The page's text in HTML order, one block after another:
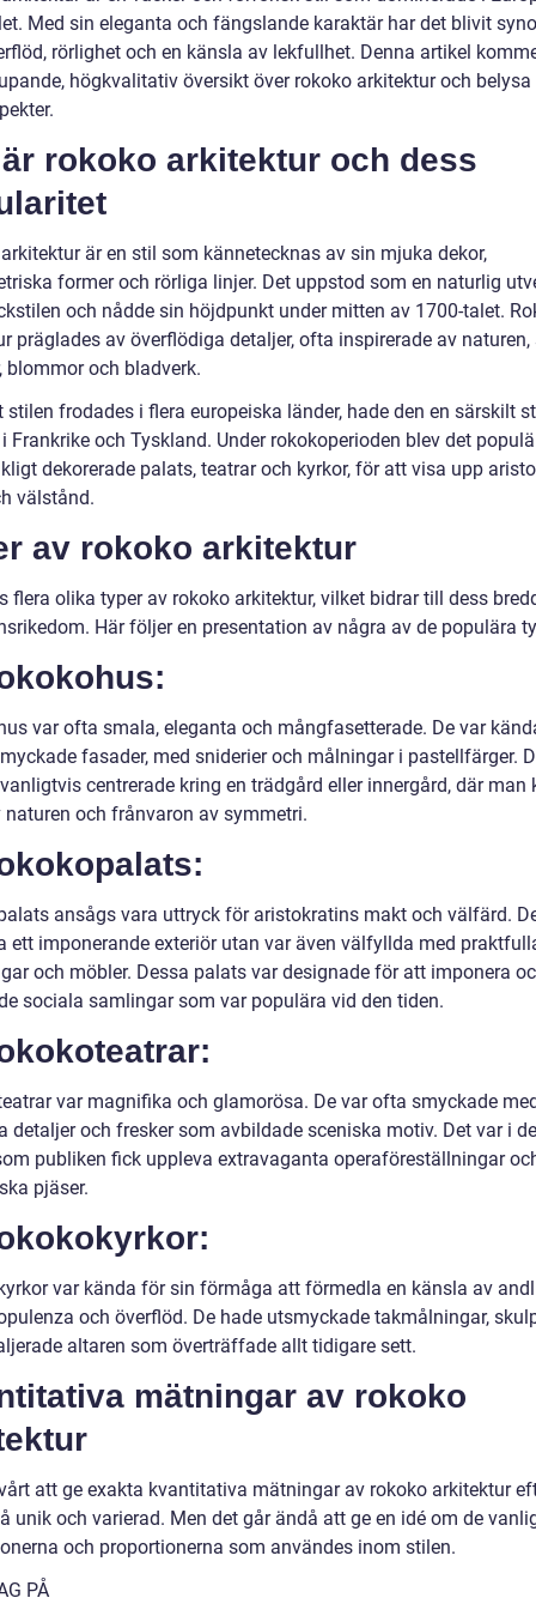
Med sin eleganta och fängslande karaktär har det blivit
rörlighet och en känsla av lekfullhet. Denna artikel
högkvalitativ översikt över rokoko arkitektur och belysa
rokoko arkitektur och dess
är en stil som kännetecknas av sin mjuka dekor,
former och rörliga linjer. Det uppstod som en naturlig
och nådde sin höjdpunkt under mitten av 1700-talet.
präglades av överflödiga detaljer, ofta inspirerade av
blommor och bladverk.
stilen frodades i flera europeiska länder, hade den en särskilt
Frankrike och Tyskland. Under rokokoperioden blev det
dekorerade palats, teatrar och kyrkor, för att visa upp
välstånd.
av rokoko arkitektur
flera olika typer av rokoko arkitektur, vilket bidrar till dess
Här följer en presentation av några av de populära
var ofta smala, eleganta och mångfasetterade. De var
fasader, med sniderier och målningar i pastellfärger.
centrerade kring en trädgård eller innergård, där man
naturen och frånvaron av symmetri.
ansågs vara uttryck för aristokratins makt och välfärd.
ett imponerande exteriör utan var även välfyllda med
och möbler. Dessa palats var designade för att imponera
sociala samlingar som var populära vid den tiden.
var magnifika och glamorösa. De var ofta smyckade
detaljer och fresker som avbildade sceniska motiv. Det var i
publiken fick uppleva extravaganta operaföreställningar
pjäser.
var kända för sin förmåga att förmedla en känsla av
och överflöd. De hade utsmyckade takmålningar,
altaren som överträffade allt tidigare sett.
mätningar av rokoko
att ge exakta kvantitativa mätningar av rokoko arkitektur
unik och varierad. Men det går ändå att ge en idé om de
och proportionerna som användes inom stilen.
PÅ